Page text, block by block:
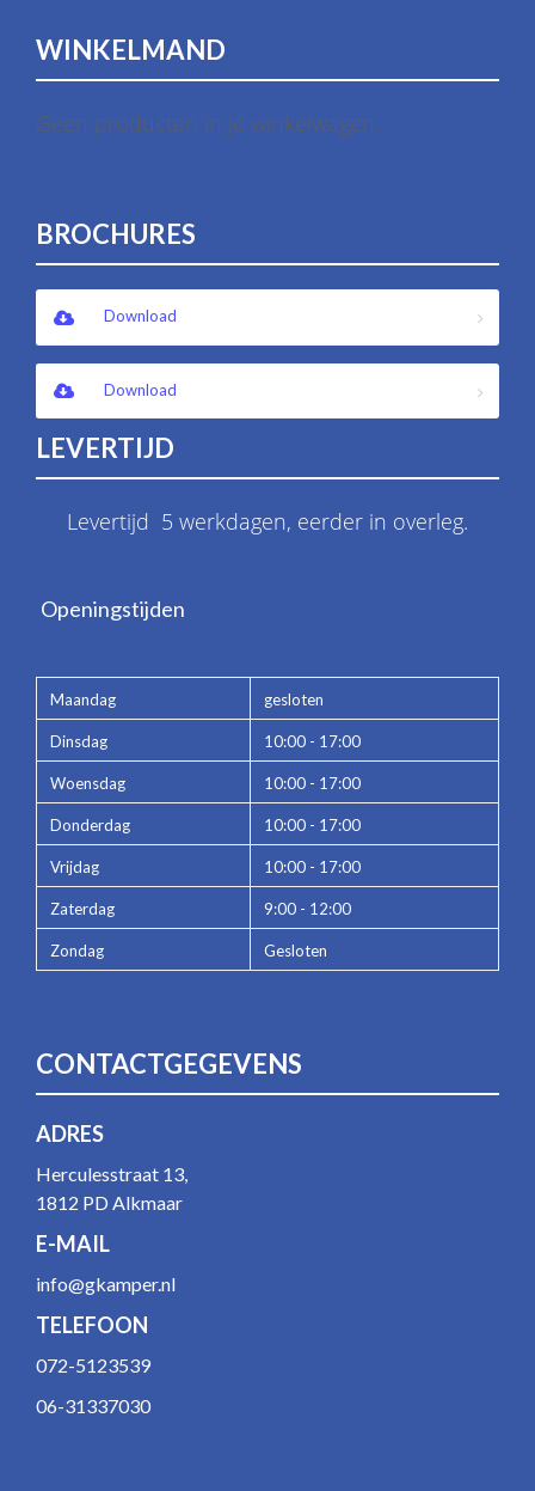
WINKELMAND
Geen producten in je winkelwagen.
BROCHURES
Download
Download
LEVERTIJD
Levertijd 5 werkdagen, eerder in overleg.
Openingstijden
Maandag gesloten
Dinsdag 10:00 - 17:00
Woensdag 10:00 - 17:00
Donderdag 10:00 - 17:00
Vrijdag 10:00 - 17:00
Zaterdag 9:00 - 12:00
Zondag Gesloten
CONTACTGEGEVENS
ADRES
Herculesstraat 13,
1812 PD Alkmaar
E-MAIL
info@gkamper.nl
TELEFOON
072-5123539
06-31337030